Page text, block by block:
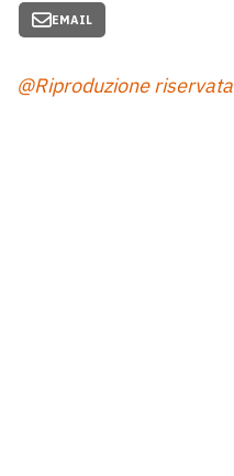
EMAIL
@Riproduzione riservata